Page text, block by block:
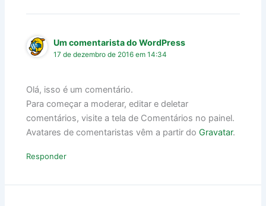
Um comentarista do WordPress
17 de dezembro de 2016 em 14:34
Olá, isso é um comentário.
Para começar a moderar, editar e deletar
comentários, visite a tela de Comentários no painel.
Avatares de comentaristas vêm a partir do Gravatar.
Responder